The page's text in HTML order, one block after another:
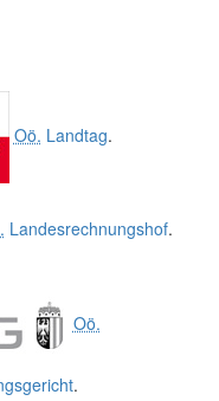
Oö. Landtag.
Landesrechnungshof.
Oö.
.